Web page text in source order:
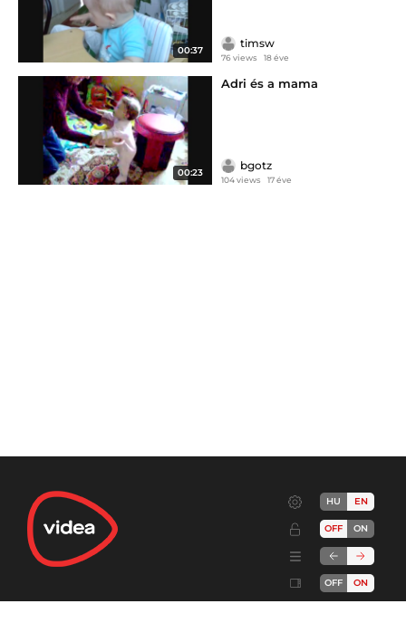
00:37
timsw
76 views 18 éve
00:23
Adri és a mama
bgotz
104 views 17 éve
HU EN
OFF ON
OFF ON